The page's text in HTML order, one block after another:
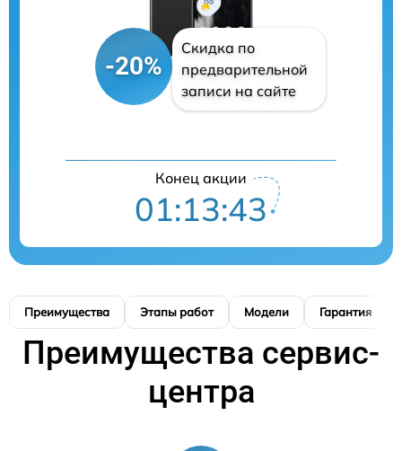
-20%
Скидка по
предварительной
записи на сайте
Конец акции
01:13:42
Преимущества Этапы работ Модели Гарантия
Преимущества сервис-
центра